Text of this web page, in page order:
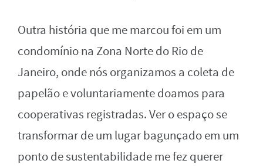
Outra história que me marcou foi em um
condomínio na Zona Norte do Rio de
Janeiro, onde nós organizamos a coleta de
papelão e voluntariamente doamos para
cooperativas registradas. Ver o espaço se
transformar de um lugar bagunçado em um
ponto de sustentabilidade me fez querer